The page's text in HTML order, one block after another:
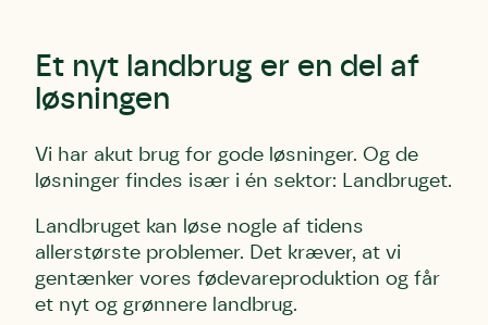
Et nyt landbrug er en del af
løsningen
Vi har akut brug for gode løsninger. Og de
løsninger findes især i én sektor: Landbruget.
Landbruget kan løse nogle af tidens
allerstørste problemer. Det kræver, at vi
gentænker vores fødevareproduktion og får
et nyt og grønnere landbrug.